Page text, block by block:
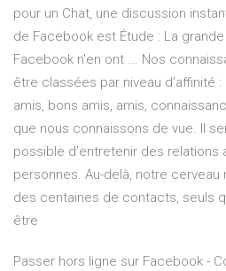
pour un Chat, une discussion
de Facebook est Étude : La
Facebook n'en ont ... Nos
être classées par niveau d’affinité
amis, bons amis, amis,
que nous connaissons de vue. Il
possible d’entretenir des relations
personnes. Au-delà, notre cerveau
des centaines de contacts, seuls
être
Passer hors ligne sur Facebook -